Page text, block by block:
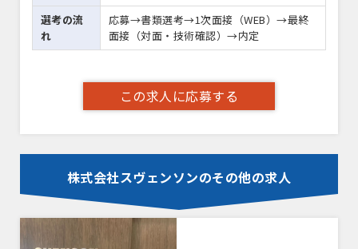
選考の流
れ
応募→書類選考→1次面接（WEB）→最終
面接（対面・技術確認）→内定
この求人に応募する
株式会社スヴェンソンのその他の求人